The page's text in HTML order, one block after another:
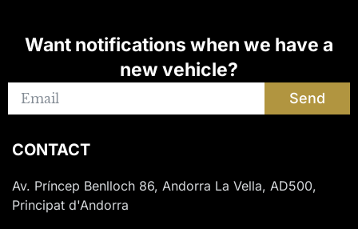
Want notifications when we have a
new vehicle?
Send
CONTACT
Av. Príncep Benlloch 86, Andorra La Vella, AD500,
Principat d'Andorra